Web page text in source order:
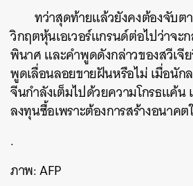
ทว่าสุดท้ายแล้วยังคงต้องจับ
วิกฤตหุ้นเอเวอร์แกรนด์ต่อไปว่าจะ
พินาศ และคำพูดดังกล่าวของสวีเจี
พูดเลื่อนลอยขายฝันหรือไม่ เมื่อนัก
จีนกำลังเต็มไปด้วยความโกรธแค้น
ลงทุนซื้อเพราะต้องการสร้างอนาค
.
ภาพ: AFP